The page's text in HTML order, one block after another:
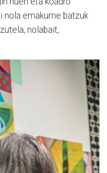
nola emakume batzuk
nolabait,